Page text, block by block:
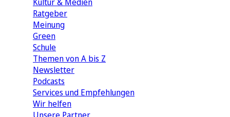
Ratgeber
Meinung
Green
Schule
Themen von A bis Z
Newsletter
Podcasts
Services und Empfehlungen
Wir helfen